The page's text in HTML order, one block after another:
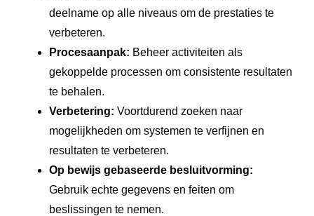
deelname op alle niveaus om de prestaties te
verbeteren.
Procesaanpak: Beheer activiteiten als
gekoppelde processen om consistente resultaten
te behalen.
Verbetering: Voortdurend zoeken naar
mogelijkheden om systemen te verfijnen en
resultaten te verbeteren.
Op bewijs gebaseerde besluitvorming:
Gebruik echte gegevens en feiten om
beslissingen te nemen.